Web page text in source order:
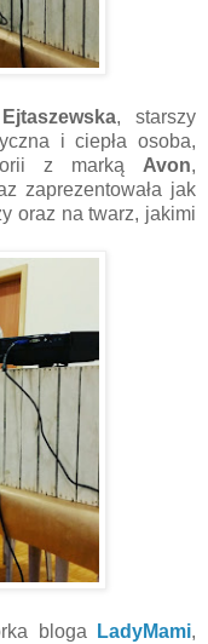
, starszy
i ciepła osoba,
z marką Avon,
zaprezentowała jak
oraz na twarz, jakimi
bloga
LadyMami,